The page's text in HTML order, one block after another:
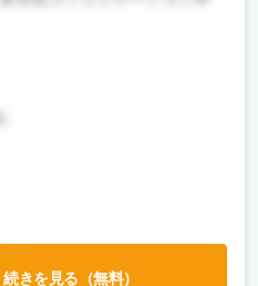
続きを見る（無料）